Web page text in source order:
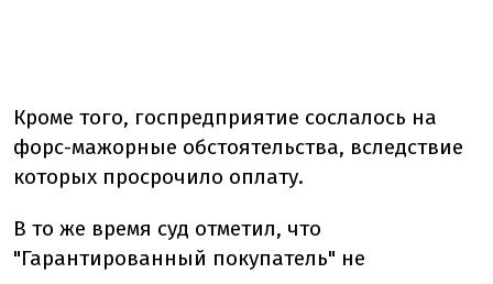
Кроме того, госпредприятие сослалось на
форс-мажорные обстоятельства, вследствие
которых просрочило оплату.
В то же время суд отметил, что
"Гарантированный покупатель" не